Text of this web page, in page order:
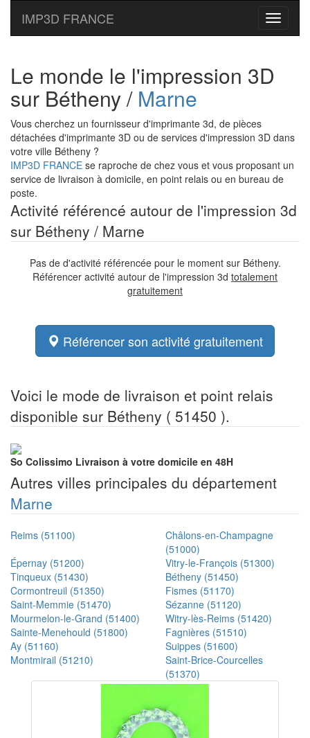
Toggle
IMP3D FRANCE
Le monde le l'impression 3D
sur Bétheny / Marne
Vous cherchez un fournisseur d'imprimante 3d, de pièces
détachées d'imprimante 3D ou de services d'impression 3D dans
votre ville Bétheny ?
IMP3D FRANCE se raproche de chez vous et vous proposant un
service de livraison à domicile, en point relais ou en bureau de
poste.
Activité référencé autour de l'impression 3d
sur Bétheny / Marne
Pas de d'activité référencée pour le moment sur Bétheny.
Référencer activité autour de l'impression 3d totalement
gratuitement
Référencer son activité gratuitement
Voici le mode de livraison et point relais
disponible sur Bétheny ( 51450 ).
So Colissimo Livraison à votre domicile en 48H
Autres villes principales du département
Marne
Reims (51100)
Châlons-en-Champagne
(51000)
Épernay (51200)
Vitry-le-François (51300)
Tinqueux (51430)
Bétheny (51450)
Cormontreuil (51350)
Fismes (51170)
Saint-Memmie (51470)
Sézanne (51120)
Mourmelon-le-Grand (51400)
Witry-lès-Reims (51420)
Sainte-Menehould (51800)
Fagnières (51510)
Ay (51160)
Suippes (51600)
Montmirail (51210)
Saint-Brice-Courcelles
(51370)